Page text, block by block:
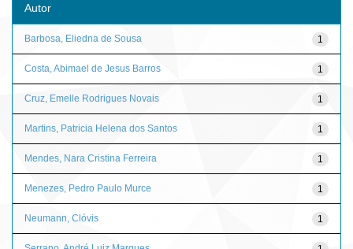
Autor
1
Barbosa, Eliedna de Sousa
1
Costa, Abimael de Jesus Barros
1
Cruz, Emelle Rodrigues Novais
1
Martins, Patricia Helena dos Santos
1
Mendes, Nara Cristina Ferreira
1
Menezes, Pedro Paulo Murce
1
Neumann, Clóvis